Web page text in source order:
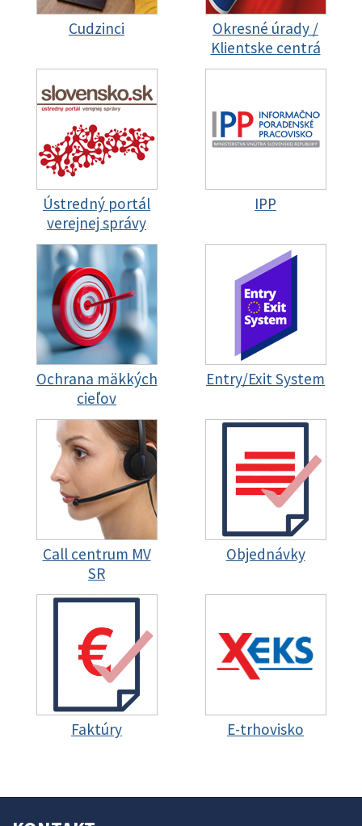
Cudzinci
Okresné úrady /
Klientske centrá
Ústredný portál
verejnej správy
IPP
Ochrana mäkkých
cieľov
Entry/Exit System
Call centrum MV
SR
Objednávky
Faktúry E-trhovisko